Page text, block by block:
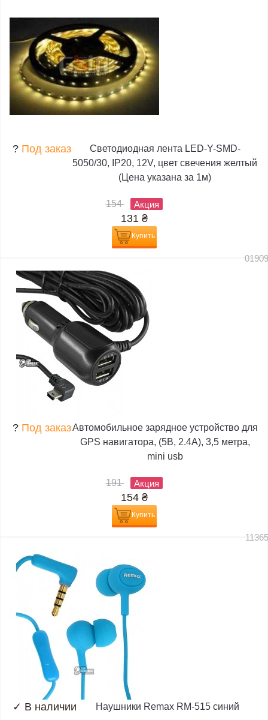
? Под заказ
Светодиодная лента LED-Y-SMD-
5050/30, IP20, 12V, цвет свечения желтый
(Цена указана за 1м)
154 Акция
131 ₴
Купить
? Под заказАвтомобильное зарядное устройство для
GPS навигатора, (5В, 2.4А), 3,5 метра,
mini usb
191 Акция
154 ₴
Купить
✓ В наличии Наушники Remax RM-515 синий